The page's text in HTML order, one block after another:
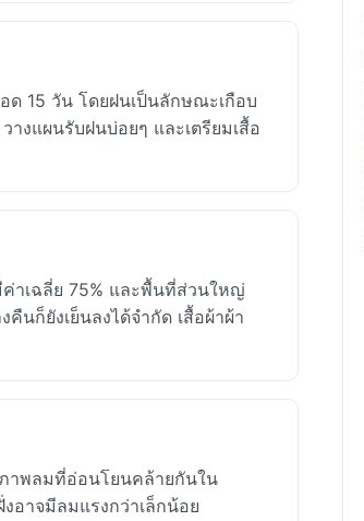
ด 15 วัน โดยฝนเป็นลักษณะเกือบ
งแผนรับฝนบ่อยๆ และเตรียมเสื้อ
าเฉลี่ย 75% และพื้นที่ส่วนใหญ่
ก็ยังเย็นลงได้จำกัด เสื้อผ้าผ้า
ภาพลมที่อ่อนโยนคล้ายกันใน
าจมีลมแรงกว่าเล็กน้อย